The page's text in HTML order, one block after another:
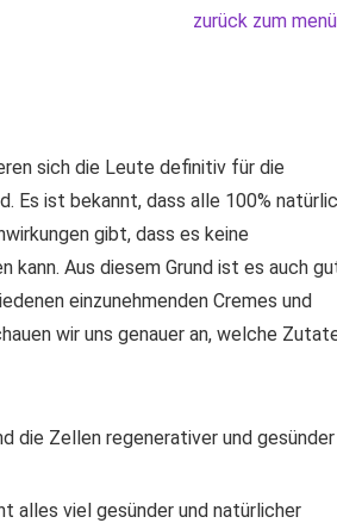
zurück zum
sich die Leute definitiv für die
Es ist bekannt, dass alle 100%
gibt, dass es keine
kann. Aus diesem Grund ist es auch
einzunehmenden Cremes und
wir uns genauer an, welche
die Zellen regenerativer und gesünder
alles viel gesünder und natürlicher